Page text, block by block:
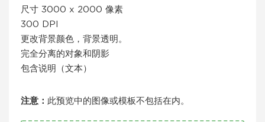
尺寸 3000 x 2000 像素
300 DPI
更改背景颜色，背景透明。
完全分离的对象和阴影
包含说明（文本）
注意： 此预览中的图像或模板不包括在内。